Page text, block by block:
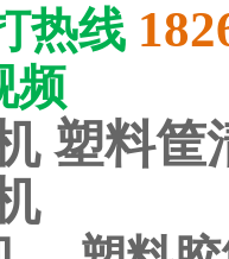
热线
频
塑料